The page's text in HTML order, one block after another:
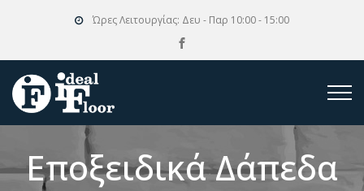
Ώρες Λειτουργίας: Δευ - Παρ 10:00 - 15:00
Εποξειδικά Δάπεδα